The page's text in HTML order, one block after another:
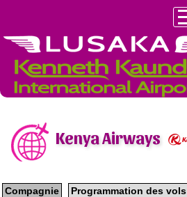
Kenya Airways
Compagnie
Programmation des vols